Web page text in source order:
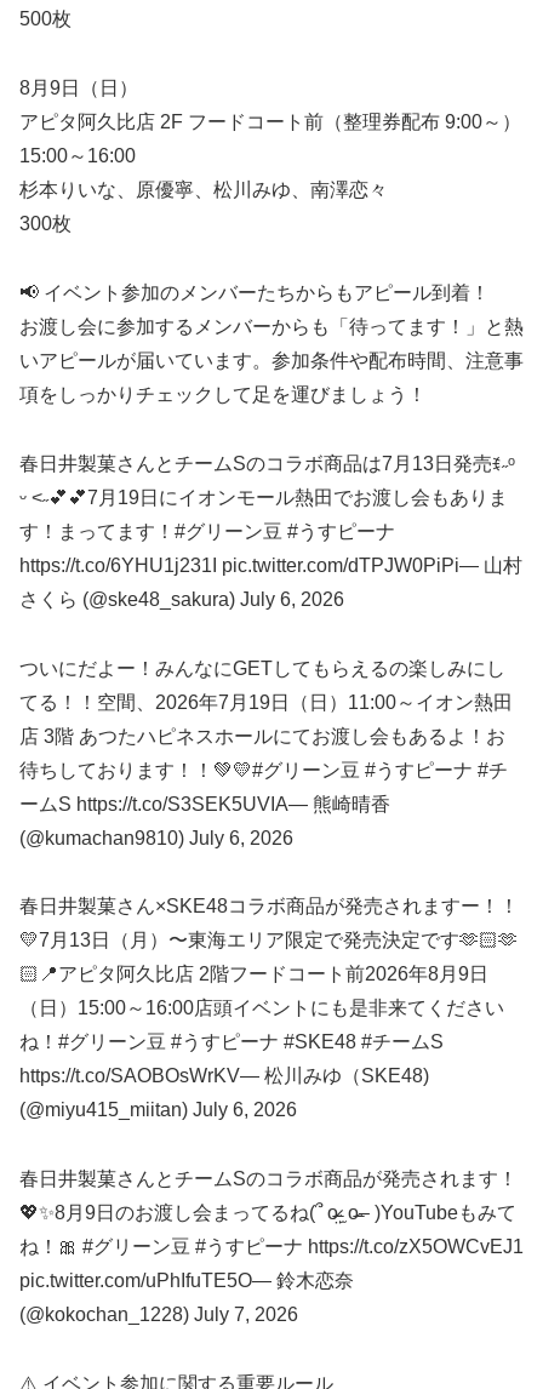
500枚
8月9日（日）
アピタ阿久比店 2F フードコート前（整理券配布 9:00～）
15:00～16:00
杉本りいな、原優寧、松川みゆ、南澤恋々
300枚
📢 イベント参加のメンバーたちからもアピール到着！
お渡し会に参加するメンバーからも「待ってます！」と熱
いアピールが届いています。参加条件や配布時間、注意事
項をしっかりチェックして足を運びましょう！
春日井製菓さんとチームSのコラボ商品は7月13日発売ꉂ˶ᵒ
ᵕ ˂˶💕💕7月19日にイオンモール熱田でお渡し会もありま
す！まってます！#グリーン豆 #うすピーナ
https://t.co/6YHU1j231I pic.twitter.com/dTPJW0PiPi— 山村
さくら (@ske48_sakura) July 6, 2026
ついにだよー！みんなにGETしてもらえるの楽しみにし
てる！！空間、2026年7月19日（日）11:00～イオン熱田
店 3階 あつたハピネスホールにてお渡し会もあるよ！お
待ちしております！！💚💛#グリーン豆 #うすピーナ #チ
ームS https://t.co/S3SEK5UVIA— 熊崎晴香
(@kumachan9810) July 6, 2026
春日井製菓さん×SKE48コラボ商品が発売されますー！！
💛7月13日（月）〜東海エリア限定で発売決定です🫶🏻🫶
🏻📍アピタ阿久比店 2階フードコート前2026年8月9日
（日）15:00～16:00店頭イベントにも是非来てください
ね！#グリーン豆 #うすピーナ #SKE48 #チームS
https://t.co/SAOBOsWrKV— 松川みゆ（SKE48)
(@miyu415_miitan) July 6, 2026
春日井製菓さんとチームSのコラボ商品が発売されます！
💖✨8月9日のお渡し会まってるね(՞ o̴̶̷̤ ̫ o̴̶– )YouTubeもみて
ね！🎀 #グリーン豆 #うすピーナ https://t.co/zX5OWCvEJ1
pic.twitter.com/uPhIfuTE5O— 鈴木恋奈
(@kokochan_1228) July 7, 2026
⚠️ イベント参加に関する重要ルール